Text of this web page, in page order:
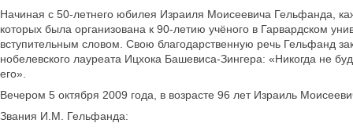
Начиная с 50-летнего юбилея Израиля Моисеевича Гельфанда,
которых была организована к 90-летию учёного в Гарвардском
вступительным словом. Свою благодарственную речь Гельфанд
нобелевского лауреата Ицхока Башевиса-Зингера: «Никогда не
его».
Вечером 5 октября 2009 года, в возрасте 96 лет Израиль
Звания И.М. Гельфанда: